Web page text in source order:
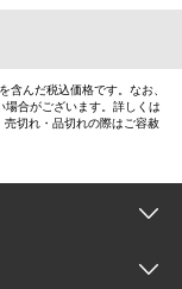
んだ税込価格です。なお、
合がございます。詳しくは
切れ・品切れの際はご容赦